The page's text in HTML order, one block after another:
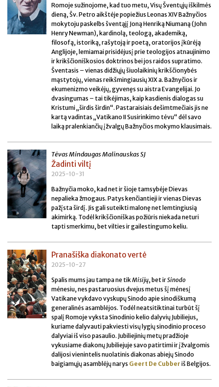
Romoje sužinojome, kad tuo metu, Visų Šventųjų iškilmės
dieną, Šv. Petro aikštėje popiežius Leonas XIV Bažnyčios
mokytoju paskelbs šventąjį Joną Henriką Niumaną (John
Henry Newman), kardinolą, teologą, akademiką,
filosofą, istoriką, rašytoją ir poetą, oratorijos įkūrėją
Anglijoje, lemiamai prisidėjusį prie teologijos atnaujinimo
ir krikščioniškosios doktrinos bei jos raidos supratimo.
Šventasis – vienas didžiųjų šiuolaikinių krikščionybės
mąstytojų, vienas reikšmingiausių XIX a. Bažnyčios ir
ekumenizmo veikėjų, gyvenęs su aistra Evangelijai. Jo
dvasingumas – tai tikėjimas, kaip kasdienis dialogas su
Kristumi „širdis širdin“. Pastaraisiais dešimtmečiais jis ne
kartą vadintas „Vatikano II Susirinkimo tėvu“ dėl savo
laiką pralenkiančių įžvalgų Bažnyčios mokymo klausimais.
Tėvas Mindaugas Malinauskas SJ
Žadinti viltį
2025-10-31
Bažnyčia moko, kad net ir šioje tamsybėje Dievas
nepalieka žmogaus. Patys kenčiantieji ir vienas Dievas
pažįsta širdį. Jis gali suteikti malonę net lemtingiusią
akimirką. Todėl krikščioniškas požiūris niekada neturi
tapti smerkimu, bet vilties ir gailestingumo keliu.
Pranašiška diakonato vertė
2025-10-27
Spalis mums jau tampa ne tikMisijų, bet irSinodo
mėnesiu, nes pastaruosius dvejus metus šį mėnesį
Vatikane vykdavo vyskupų Sinodo apie sinodiškumą
generalinės asamblėjos. Todėl neatsitiktinai turbūt šį
spalį Romoje vyksta Sinodinio kelio dalyvių Jubiliejus,
kuriame dalyvauti pakviesti visų lygių sinodinio proceso
dalyviai iš viso pasaulio. Jubiliejinių metų pradžioje
vykusiame diakonų Jubiliejuje savo patirtimi ir įžvalgomis
dalijosi vienintelis nuolatinis diakonas abiejų Sinodo
baigiamųjų asamblėjų narys Geert De Cubber iš Belgijos.